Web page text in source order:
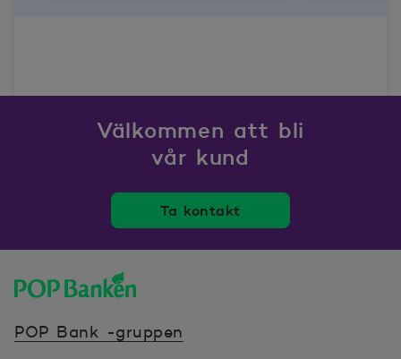
Välkommen att bli
vår kund
Ta kontakt
POP Bank -gruppen